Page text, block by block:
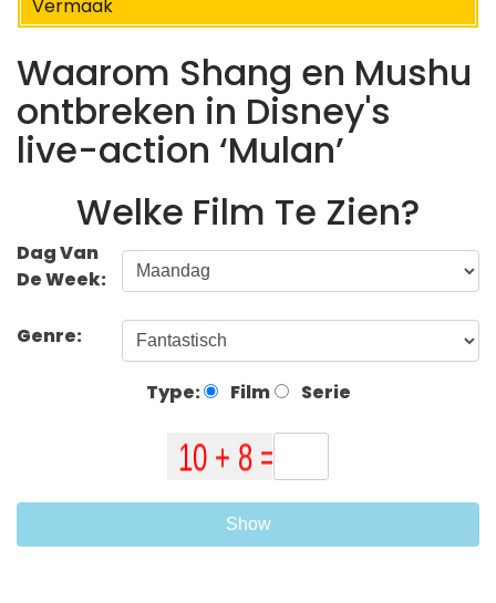
Vermaak
Waarom Shang en Mushu
ontbreken in Disney's
live-action ‘Mulan’
Welke Film Te Zien?
Dag Van
De Week:
Genre:
Type: Film Serie
Show